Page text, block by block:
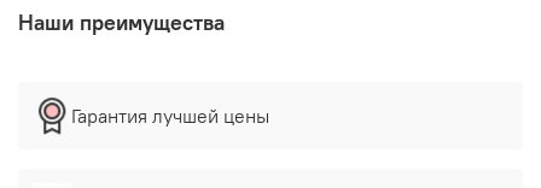
Наши преимущества
Гарантия лучшей цены